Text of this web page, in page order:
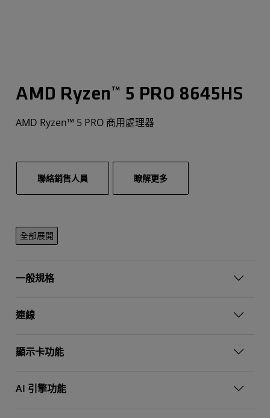
AMD Ryzen™ 5 PRO 8645HS
AMD Ryzen™ 5 PRO 商用處理器
聯絡銷售人員 瞭解更多
全部展開
一般規格
連線
顯示卡功能
AI 引擎功能